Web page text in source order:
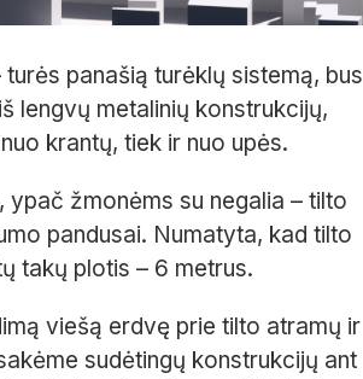
panašią turėklų sistemą, bus
lengvų metalinių konstrukcijų,
krantų, tiek ir nuo upės.
žmonėms su negalia – tilto
pandusai. Numatyta, kad tilto
takų plotis – 6 metrus.
viešą erdvę prie tilto atramų ir
sudėtingų konstrukcijų ant